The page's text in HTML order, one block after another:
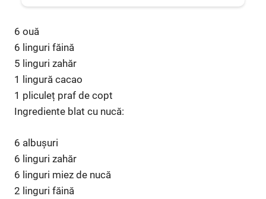
6 ouă
6 linguri făină
5 linguri zahăr
1 lingură cacao
1 pliculeț praf de copt
Ingrediente blat cu nucă:
6 albușuri
6 linguri zahăr
6 linguri miez de nucă
2 linguri făină